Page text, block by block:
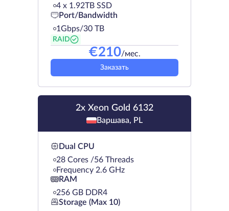
4 х 1.92TB SSD
Port/Bandwidth
1Gbps/30 TB
RAID
€210/мес.
Заказать
2x Xeon Gold 6132
Варшава, PL
Dual CPU
28 Cores /56 Threads
Frequency 2.6 GHz
RAM
256 GB DDR4
Storage (Max 10)